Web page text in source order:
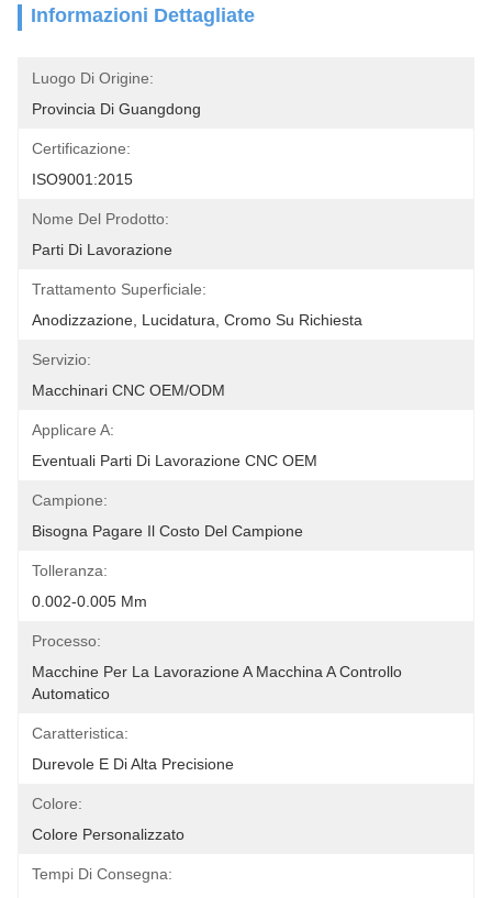
Informazioni Dettagliate
Luogo Di Origine:
Provincia Di Guangdong
Certificazione:
ISO9001:2015
Nome Del Prodotto:
Parti Di Lavorazione
Trattamento Superficiale:
Anodizzazione, Lucidatura, Cromo Su Richiesta
Servizio:
Macchinari CNC OEM/ODM
Applicare A:
Eventuali Parti Di Lavorazione CNC OEM
Campione:
Bisogna Pagare Il Costo Del Campione
Tolleranza:
0.002-0.005 Mm
Processo:
Macchine Per La Lavorazione A Macchina A Controllo
Automatico
Caratteristica:
Durevole E Di Alta Precisione
Colore:
Colore Personalizzato
Tempi Di Consegna: